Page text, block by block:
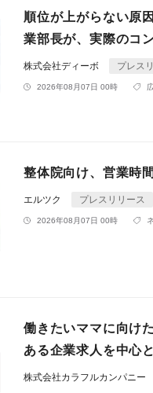
順位が上がらない原
業部長が、実際のコ
株式会社ディーボ プレス
2026年08月07日 00時
整体院向け、営業時
エルツク プレスリリース
2026年08月07日 00時
働きたいママに向け
ある企業求人を中心
株式会社カラフルカンパニー